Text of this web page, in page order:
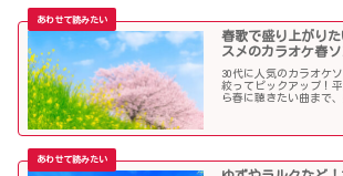
春歌で盛り上がり
スメのカラオケ春
30代に人気のカラオケ
絞ってピックアップ！
ら春に聴きたい曲まで